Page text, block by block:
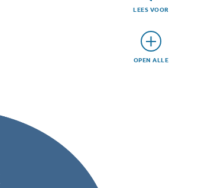
LEES VOOR
OPEN ALLE